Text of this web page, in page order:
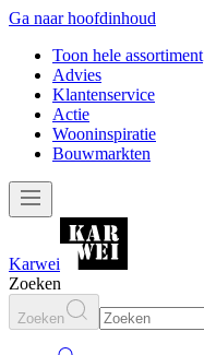
Ga naar hoofdinhoud
Toon hele assortiment
Advies
Klantenservice
Actie
Wooninspiratie
Bouwmarkten
Karwei
Zoeken
Zoeken